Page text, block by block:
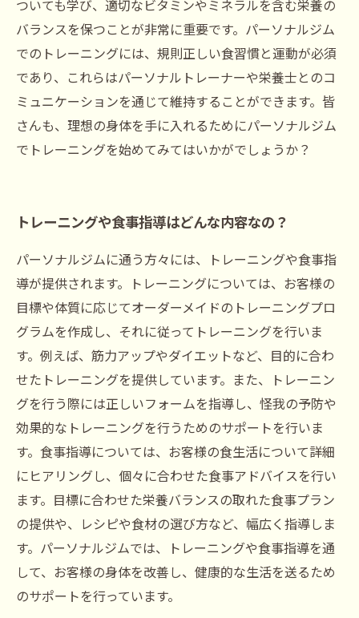
ついても学び、適切なビタミンやミネラルを含む栄養の
バランスを保つことが非常に重要です。パーソナルジム
でのトレーニングには、規則正しい食習慣と運動が必須
であり、これらはパーソナルトレーナーや栄養士とのコ
ミュニケーションを通じて維持することができます。皆
さんも、理想の身体を手に入れるためにパーソナルジム
でトレーニングを始めてみてはいかがでしょうか？
トレーニングや食事指導はどんな内容なの？
パーソナルジムに通う方々には、トレーニングや食事指
導が提供されます。トレーニングについては、お客様の
目標や体質に応じてオーダーメイドのトレーニングプロ
グラムを作成し、それに従ってトレーニングを行いま
す。例えば、筋力アップやダイエットなど、目的に合わ
せたトレーニングを提供しています。また、トレーニン
グを行う際には正しいフォームを指導し、怪我の予防や
効果的なトレーニングを行うためのサポートを行いま
す。食事指導については、お客様の食生活について詳細
にヒアリングし、個々に合わせた食事アドバイスを行い
ます。目標に合わせた栄養バランスの取れた食事プラン
の提供や、レシピや食材の選び方など、幅広く指導しま
す。パーソナルジムでは、トレーニングや食事指導を通
して、お客様の身体を改善し、健康的な生活を送るため
のサポートを行っています。